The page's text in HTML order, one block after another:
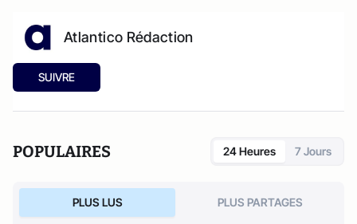
Atlantico Rédaction
SUIVRE
POPULAIRES 24 Heures 7 Jours
PLUS LUS PLUS PARTAGES